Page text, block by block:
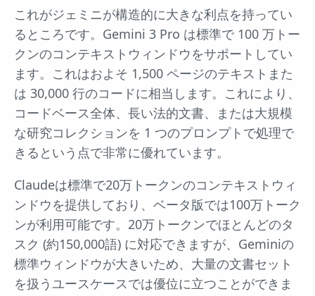
これがジェミニが構造的に大きな利点を持ってい
るところです。Gemini 3 Pro は標準で 100 万トー
クンのコンテキストウィンドウをサポートしてい
ます。これはおよそ 1,500 ページのテキストまた
は 30,000 行のコードに相当します。これにより、
コードベース全体、長い法的文書、または大規模
な研究コレクションを 1 つのプロンプトで処理で
きるという点で非常に優れています。
Claudeは標準で20万トークンのコンテキストウィ
ンドウを提供しており、ベータ版では100万トーク
ンが利用可能です。20万トークンでほとんどのタ
スク (約150,000語) に対応できますが、Geminiの
標準ウィンドウが大きいため、大量の文書セット
を扱うユースケースでは優位に立つことができま